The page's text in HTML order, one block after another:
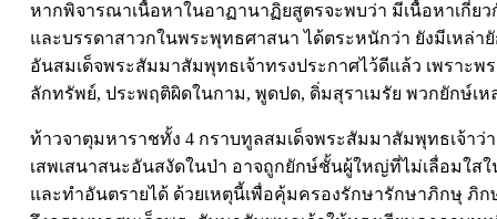
หากพิจารณาเนื้อหาในอาฏานาฏิยสูตรจะพบว่า มีเนื้อหาเกี่ย
และบรรดาสาวกในพระพุทธศาสนา ได้ตระหนักว่า ยังมีเหล่า
อันสมเด็จพระสัมมาสัมพุทธเจ้าทรงประกาศไว้ดีแล้ว เพราะ
ลักทรัพย์, ประพฤติผิดในกาม, พูดปด, ดิ่มสุราเมรัย พวกยักษ์เ
ท้าวจาตุมหาราชทั้ง 4 กราบทูลสมเด็จพระสัมมาสัมพุทธเจ้า
เสพเสนาสนะอันสงัดในป่า อาจถูกยักษ์ชั้นผู้ใหญ่ที่ไม่เลื่อมใ
และทำอันตรายได้ ด้วยเหตุนี้เพื่อคุ้มครองรักษารักษาภิกษุ ภิ